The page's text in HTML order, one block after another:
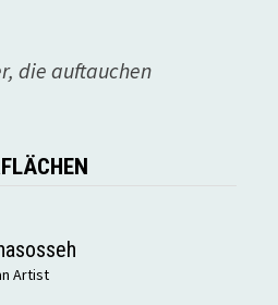
die auftauchen
Artist